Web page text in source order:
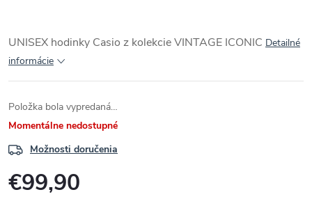
UNISEX hodinky Casio z kolekcie VINTAGE ICONIC Detailné
informácie
Položka bola vypredaná…
Momentálne nedostupné
Možnosti doručenia
€99,90